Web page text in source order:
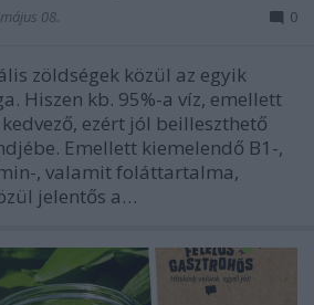
08. 0
zöldségek közül az egyik
Hiszen kb. 95%-a víz, emellett
ezért jól beilleszthető
Emellett kiemelendő B1-,
, valamit foláttartalma,
jelentős a…